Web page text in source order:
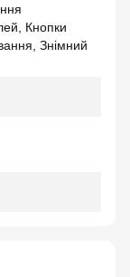
Кнопки
Знімний